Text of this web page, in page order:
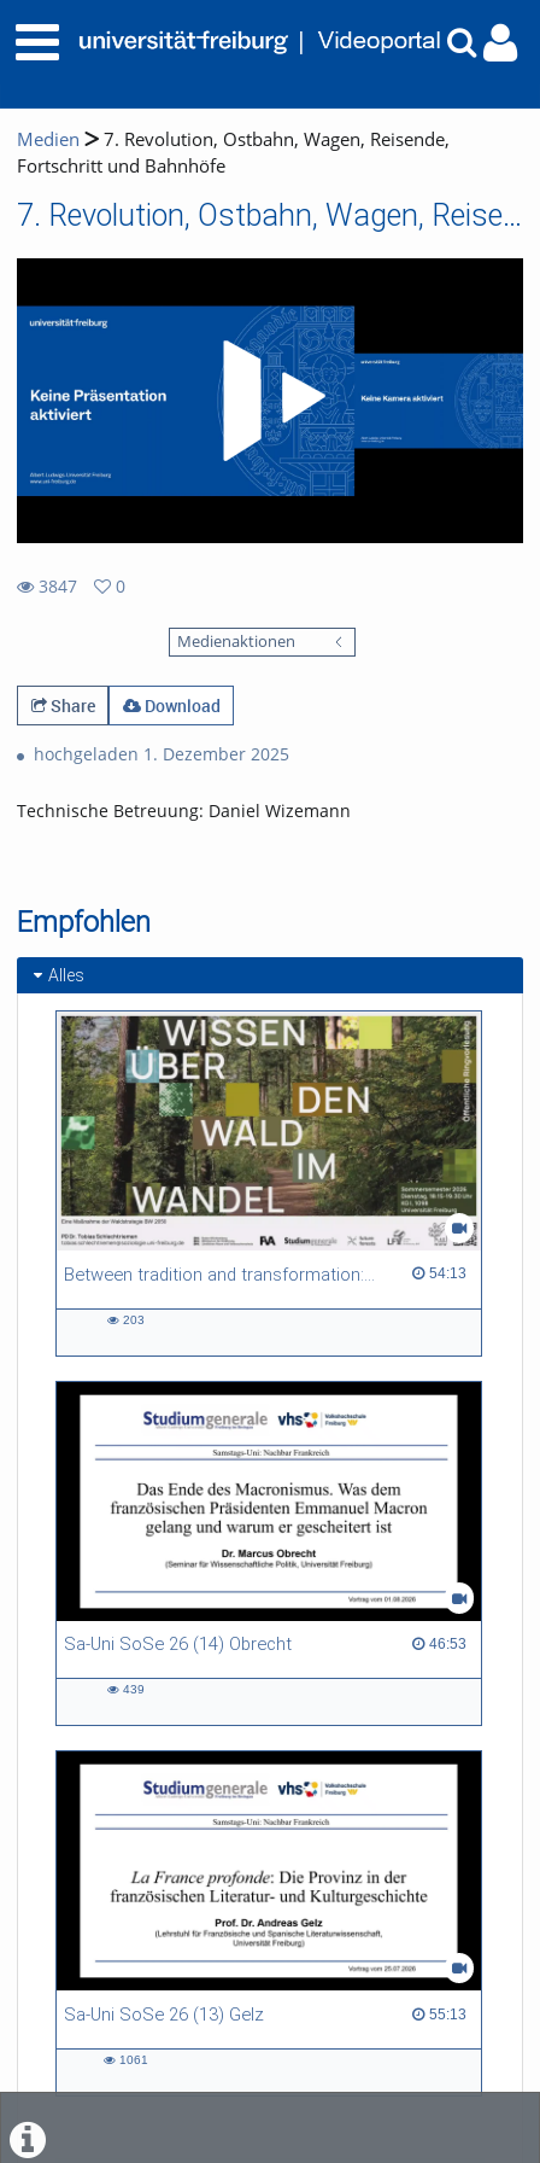
Medien
7. Revolution, Ostbahn, Wagen, Reisende,
Fortschritt und Bahnhöfe
7. Revolution, Ostbahn, Wagen, Reisende, Fortschritt und Bahnhöfe
3847
0
Medienaktionen
Share Download
hochgeladen 1. Dezember 2025
Technische Betreuung: Daniel Wizemann
Empfohlen
Alles
Between tradition and transformation: how owners, advisers and institutions co-create knowledge for resilient forests in Europe 54:13
54:13 duration
203
Sa-Uni SoSe 26 (14) Obrecht 46:53
46:53 duration
439
Sa-Uni SoSe 26 (13) Gelz 55:13
55:13 duration
1061